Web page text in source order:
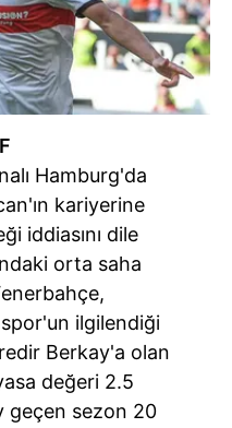
Hamburg'da
kariyerine
iddiasını dile
orta saha
ilgilendiği
Berkay'a olan
değeri 2.5
geçen sezon 20